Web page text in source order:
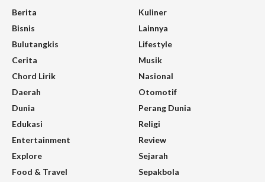
Berita
Bisnis
Bulutangkis
Cerita
Chord Lirik
Daerah
Dunia
Edukasi
Entertainment
Explore
Food & Travel
Kuliner
Lainnya
Lifestyle
Musik
Nasional
Otomotif
Perang Dunia
Religi
Review
Sejarah
Sepakbola